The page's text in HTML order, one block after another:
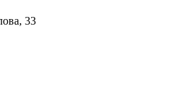
33